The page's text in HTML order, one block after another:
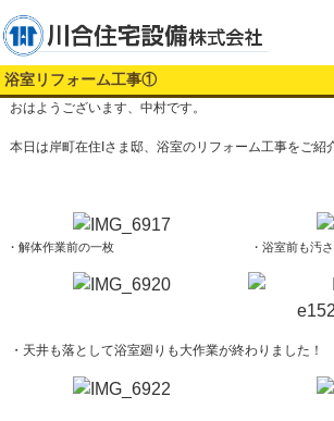
浴室リフォーム工事①
おはようございます、中村です。
本日は岸町在住Iさま邸、浴室のリフォーム工事をご紹
・解体作業前の一枚 ・浴室前も汚
・天井も落として浴室廻りも大作業が終わりました！